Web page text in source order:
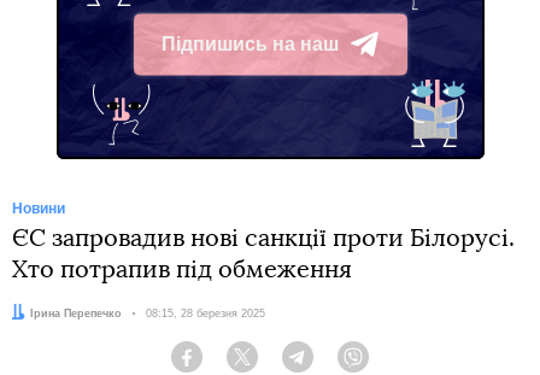
Підпишись на наш
Telegram
Новини
ЄС запровадив нові санкції проти Білорусі.
Хто потрапив під обмеження
Автор:Ірина Перепечко Дата:
08:15, 28 березня 2025
Facebook Twitter Telegram